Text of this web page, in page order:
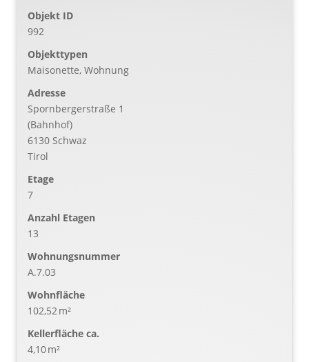
Objekt ID
992
Objekttypen
Maisonette, Wohnung
Adresse
Spornbergerstraße 1
(Bahnhof)
6130 Schwaz
Tirol
Etage
7
Anzahl Etagen
13
Wohnungsnummer
A.7.03
Wohnfläche
102,52 m²
Kellerfläche ca.
4,10 m²